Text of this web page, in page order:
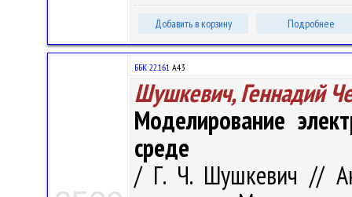
Добавить в корзину Подробнее
ББК 22.161 А43
Шушкевич, Геннадий
Моделирование
среде
/ Г. Ч. Шушкевич //